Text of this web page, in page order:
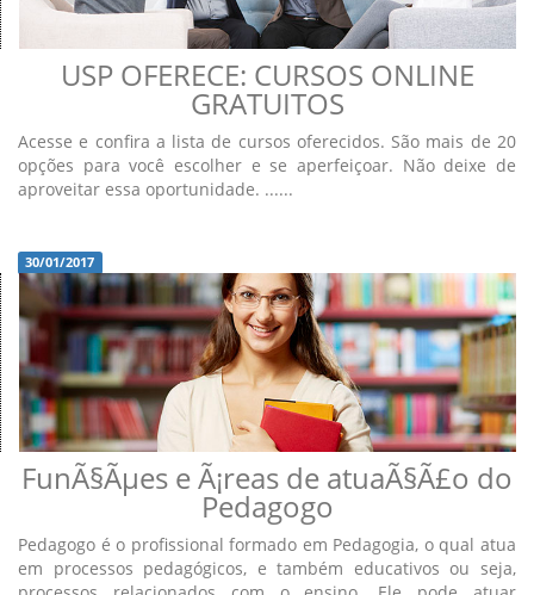
USP OFERECE: CURSOS ONLINE
GRATUITOS
Acesse e confira a lista de cursos oferecidos. São mais de 20
opções para você escolher e se aperfeiçoar. Não deixe de
aproveitar essa oportunidade. ......
30/01/2017
FunÃ§Ãµes e Ã¡reas de atuaÃ§Ã£o do
Pedagogo
Pedagogo é o profissional formado em Pedagogia, o qual atua
em processos pedagógicos, e também educativos ou seja,